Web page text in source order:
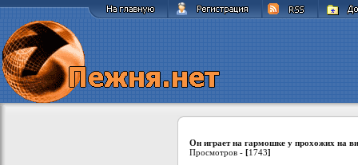
Он играет на гармошке у прохожих на
Просмотров - [1743]